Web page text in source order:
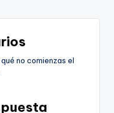
no comienzas el